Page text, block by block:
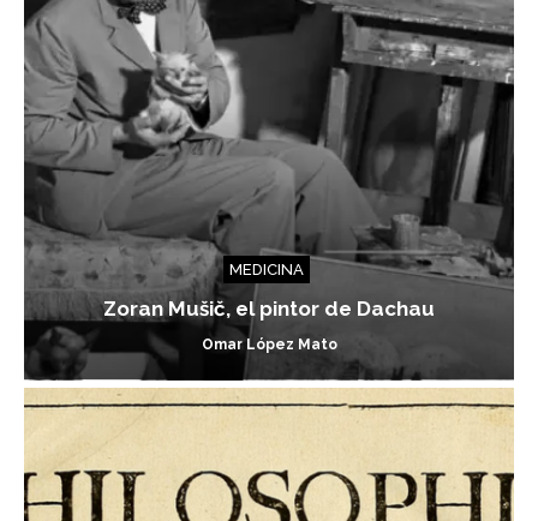
MEDICINA
Zoran Mušič, el pintor de Dachau
Omar López Mato